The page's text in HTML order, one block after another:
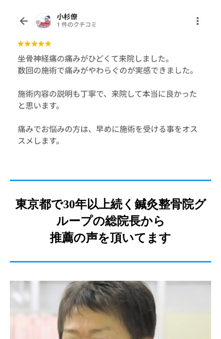
東京都で30年以上続く鍼灸整骨院グ
ループの総院長から
推薦の声を頂いてます